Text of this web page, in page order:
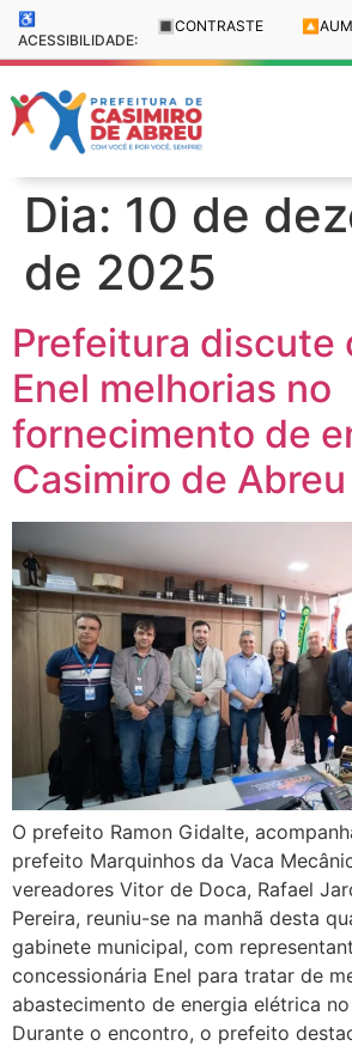
♿
ACESSIBILIDADE:
🔳 CONTRASTE 🔼
Dia: 10 de
de 2025
Prefeitura discute
Enel melhorias no
fornecimento de
Casimiro de Abreu
O prefeito Ramon Gidalte,
prefeito Marquinhos da Vaca
vereadores Vitor de Doca, Rafael
Pereira, reuniu-se na manhã desta
gabinete municipal, com
concessionária Enel para tratar de
abastecimento de energia elétrica
Durante o encontro, o prefeito